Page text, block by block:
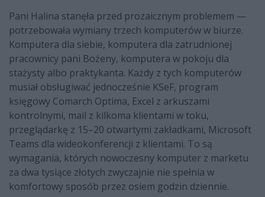
Pani Halina stanęła przed prozaicznym problemem —
potrzebowała wymiany trzech komputerów w biurze.
Komputera dla siebie, komputera dla zatrudnionej
pracownicy pani Bożeny, komputera w pokoju dla
stażysty albo praktykanta. Każdy z tych komputerów
musiał obsługiwać jednocześnie KSeF, program
księgowy Comarch Optima, Excel z arkuszami
kontrolnymi, mail z kilkoma klientami w toku,
przeglądarkę z 15–20 otwartymi zakładkami, Microsoft
Teams dla wideokonferencji z klientami. To są
wymagania, których nowoczesny komputer z marketu
za dwa tysiące złotych zwyczajnie nie spełnia w
komfortowy sposób przez osiem godzin dziennie.